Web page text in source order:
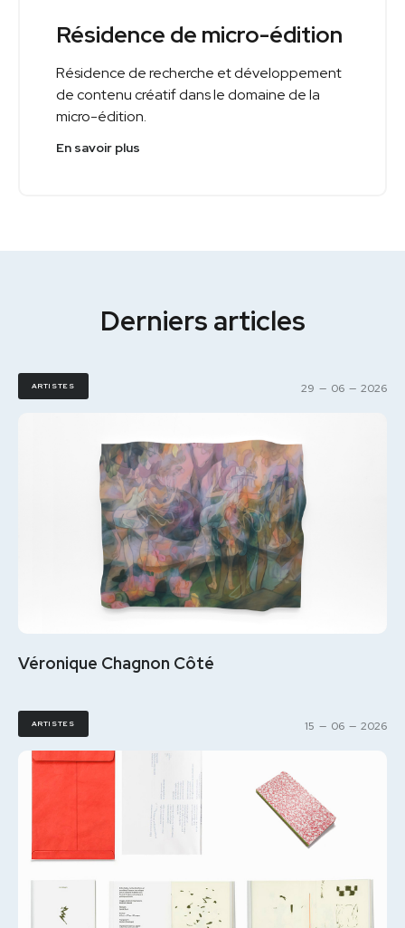
Résidence de micro-édition
Résidence de recherche et développement
de contenu créatif dans le domaine de la
micro-édition.
En savoir plus
Derniers articles
ARTISTES 29 — 06 — 2026
Véronique Chagnon Côté
ARTISTES 15 — 06 — 2026